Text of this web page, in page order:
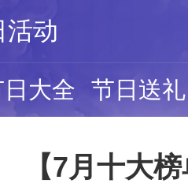
活动
大全 节日送礼
【7月十大